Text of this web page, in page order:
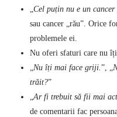
„Cel puțin nu e un
sau cancer „rău”. Orice
problemele ei.
Nu oferi sfaturi care nu
„Nu îți mai face griji.”, „
trăit?”
„Ar fi trebuit să fii mai
de comentarii fac